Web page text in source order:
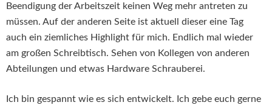
Beendigung der Arbeitszeit keinen Weg mehr antreten zu
müssen. Auf der anderen Seite ist aktuell dieser eine Tag
auch ein ziemliches Highlight für mich. Endlich mal wieder
am großen Schreibtisch. Sehen von Kollegen von anderen
Abteilungen und etwas Hardware Schrauberei.
Ich bin gespannt wie es sich entwickelt. Ich gebe euch gerne